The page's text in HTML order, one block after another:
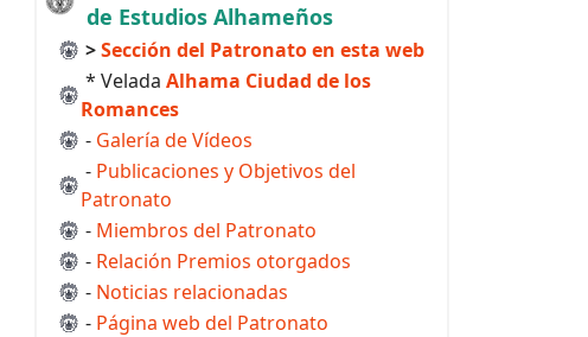
de Estudios Alhameños
>Sección del Patronato en esta web
* Velada Alhama Ciudad de los
Romances
- Galería de Vídeos
- Publicaciones y Objetivos del
Patronato
- Miembros del Patronato
- Relación Premios otorgados
- Noticias relacionadas
- Página web del Patronato